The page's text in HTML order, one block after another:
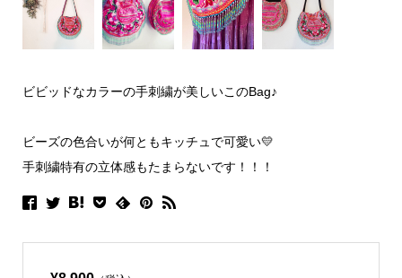
ビビッドなカラーの手刺繍が美しいこのBag♪
ビーズの色合いが何ともキッチュで可愛い💛
手刺繍特有の立体感もたまらないです！！！